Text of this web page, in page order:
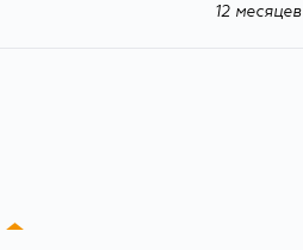
12 месяцев